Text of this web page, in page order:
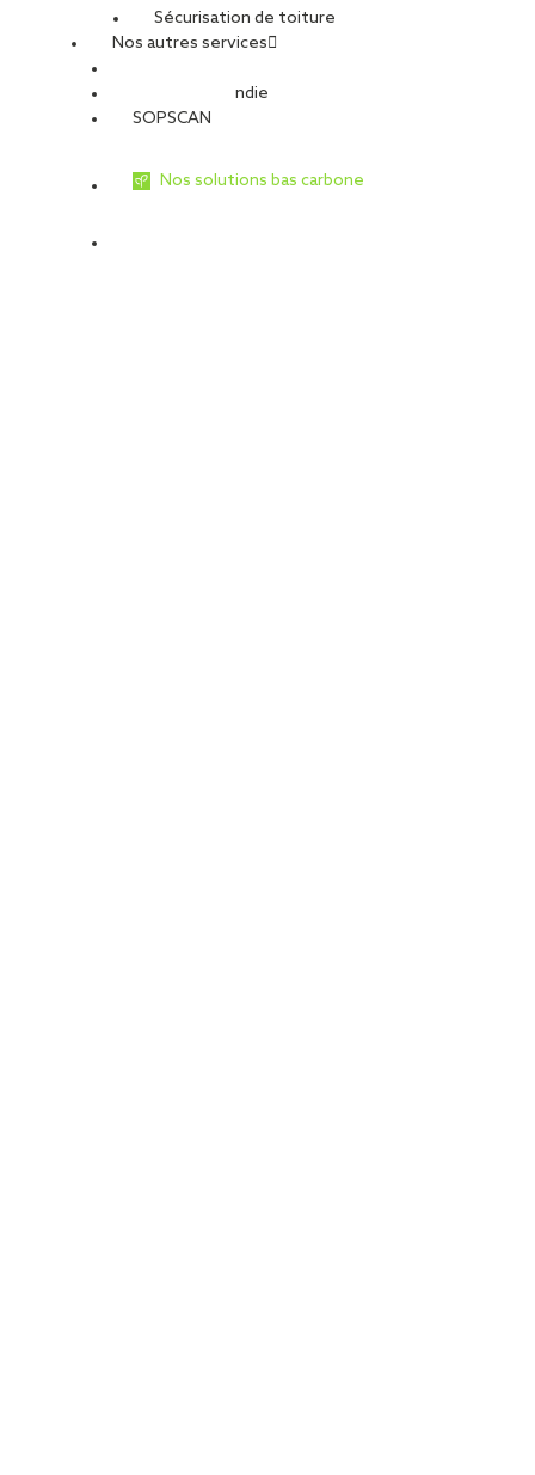
Sécurisation de toiture
Nos autres services
Sécurité Incendie
SOPSCAN
Nos solutions bas carbone